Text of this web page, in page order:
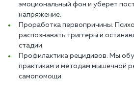
эмоциональный фон и уберет
напряжение.
Проработка первопричины.
распознавать триггеры и
стадии.
Профилактика рецидивов. Мы
практикам и методам мышечной
самопомощи.